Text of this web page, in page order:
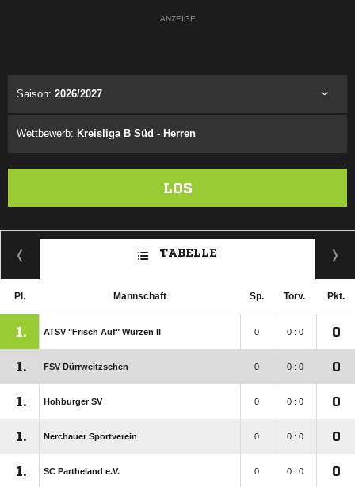
ANZEIGE
Saison: 2026/2027
Wettbewerb: Kreisliga B Süd - Herren
LOS
TABELLE
Pl. Mannschaft Sp. Torv. Pkt.
1. ATSV "Frisch Auf" Wurzen II 0 0 : 0 0
1. FSV Dürrweitzschen 0 0 : 0 0
1. Hohburger SV 0 0 : 0 0
1. Nerchauer Sportverein 0 0 : 0 0
1. SC Partheland e.V. 0 0 : 0 0